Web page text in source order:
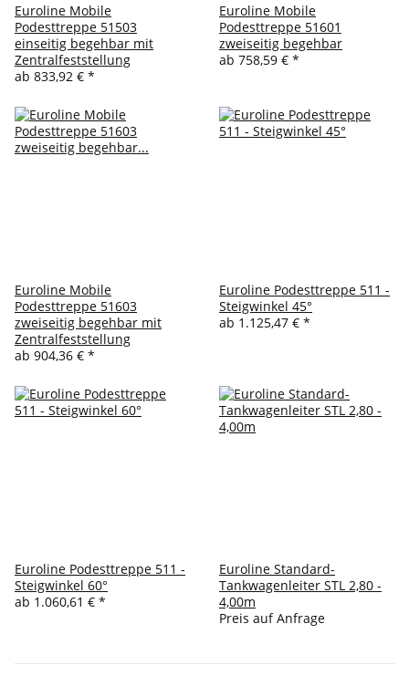
Euroline Mobile
Podesttreppe 51503
einseitig begehbar mit
Zentralfeststellung
ab 833,92 € *
Euroline Mobile
Podesttreppe 51601
zweiseitig begehbar
ab 758,59 € *
Euroline Mobile
Podesttreppe 51603
zweiseitig begehbar mit
Zentralfeststellung
ab 904,36 € *
Euroline Podesttreppe 511 -
Steigwinkel 45°
ab 1.125,47 € *
Euroline Podesttreppe 511 -
Steigwinkel 60°
ab 1.060,61 € *
Euroline Standard-
Tankwagenleiter STL 2,80 -
4,00m
Preis auf Anfrage